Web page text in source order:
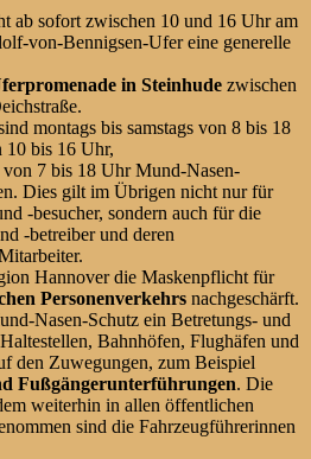
ab sofort zwischen 10 und 16 Uhr am
von-Bennigsen-Ufer eine generelle
in Steinhude zwischen
montags bis samstags von 8 bis 18
10 bis 16 Uhr,
von 7 bis 18 Uhr Mund-Nasen-
Dies gilt im Übrigen nicht nur für
-besucher, sondern auch für die
-betreiber und deren
Hannover die Maskenpflicht für
Personenverkehrs nachgeschärft.
Nasen-Schutz ein Betretungs- und
Bahnhöfen, Flughäfen und
den Zuwegungen, zum Beispiel
Fußgängerunterführungen. Die
weiterhin in allen öffentlichen
sind die Fahrzeugführerinnen